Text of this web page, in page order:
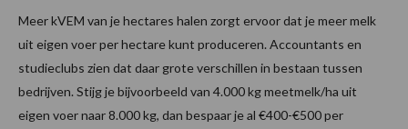
Meer kVEM van je hectares halen zorgt ervoor dat je meer melk
uit eigen voer per hectare kunt produceren. Accountants en
studieclubs zien dat daar grote verschillen in bestaan tussen
bedrijven. Stijg je bijvoorbeeld van 4.000 kg meetmelk/ha uit
eigen voer naar 8.000 kg, dan bespaar je al €400-€500 per